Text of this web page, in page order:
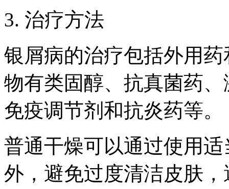
3. 治疗方法
银屑病的治疗包括外用
物有类固醇、抗真菌药
免疫调节剂和抗炎药等。
普通干燥可以通过使用
外，避免过度清洁皮肤